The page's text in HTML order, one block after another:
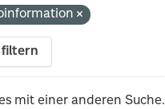
filtern
mit einer anderen Suche.